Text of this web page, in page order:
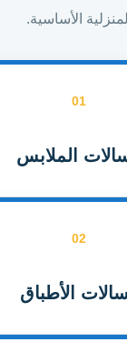
المنزلية الأساسية.
01
الملابس
02
الأطباق